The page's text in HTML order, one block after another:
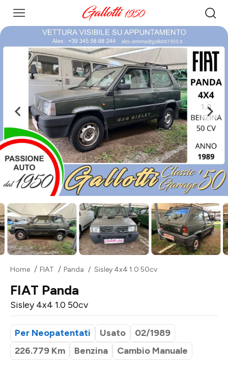
Home FIAT Panda Sisley 4x4 1.0 50cv
FIAT Panda
Sisley 4x4 1.0 50cv
Per Neopatentati Usato
02/1989
226.779 Km
Benzina Cambio Manuale